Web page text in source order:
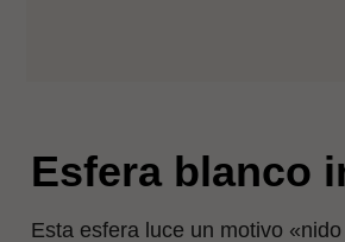
Esfera blanco
Esta esfera luce un motivo